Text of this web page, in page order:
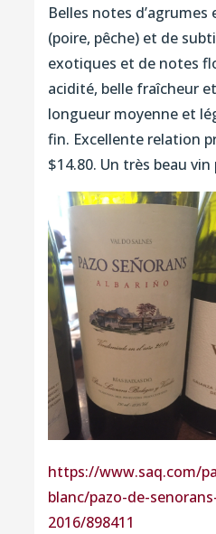
Belles notes
(poire, pêche) et de
exotiques et de notes
acidité, belle fraîcheur
longueur moyenne et
fin. Excellente relation
$14.80. Un très beau
https://www.saq.com/
blanc/pazo-de-
2016/898411